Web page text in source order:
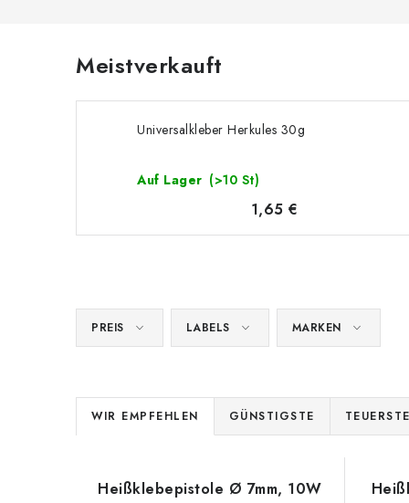
Meistverkauft
Universalkleber Herkules 30g
Auf Lager (>10 St)
1,65 €
PREIS LABELS MARKEN
P
r
WIR EMPFEHLEN GÜNSTIGSTE TEUERSTE
Heißklebepistole Ø 7mm, 10W